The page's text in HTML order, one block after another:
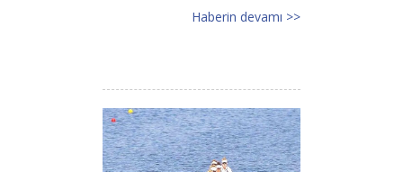
Haberin devamı >>